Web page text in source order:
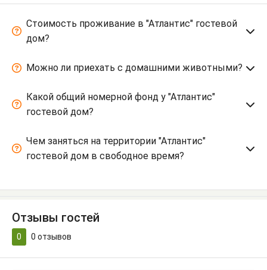
Стоимость проживание в "Атлантис" гостевой
дом?
Можно ли приехать с домашними животными?
Какой общий номерной фонд у "Атлантис"
гостевой дом?
Чем заняться на территории "Атлантис"
гостевой дом в свободное время?
Отзывы гостей
0 0 отзывов